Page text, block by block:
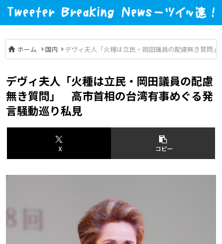
ホーム 国内 デヴィ夫人「火種は立民・岡田議員の配慮無き質問
デヴィ夫人「火種は立民・岡田議員の配慮
無き質問」 高市首相の台湾有事めぐる発
言騒動巡り私見
X コピー